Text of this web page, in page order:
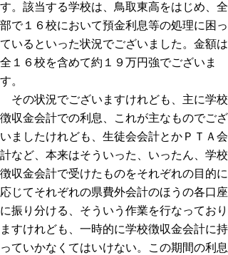
す。該当する学校は、鳥取東高をはじめ、全
部で１６校において預金利息等の処理に困っ
ているといった状況でございました。金額は
全１６校を含めて約１９万円強でございま
す。
その状況でございますけれども、主に学校
徴収金会計での利息、これが主なものでござ
いましたけれども、生徒会会計とかＰＴＡ会
計など、本来はそういった、いったん、学校
徴収金会計で受けたものをそれぞれの目的に
応じてそれぞれの県費外会計のほうの各口座
に振り分ける、そういう作業を行なっており
ますけれども、一時的に学校徴収金会計に持
っていかなくてはいけない。この期間の利息